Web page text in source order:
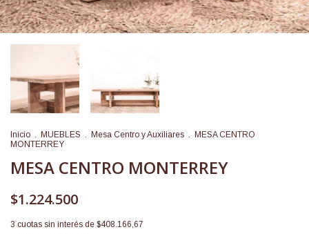
Inicio . MUEBLES . Mesa Centro y Auxiliares .
MESA CENTRO
MONTERREY
MESA CENTRO MONTERREY
$1.224.500
3 cuotas sin interés de $408.166,67